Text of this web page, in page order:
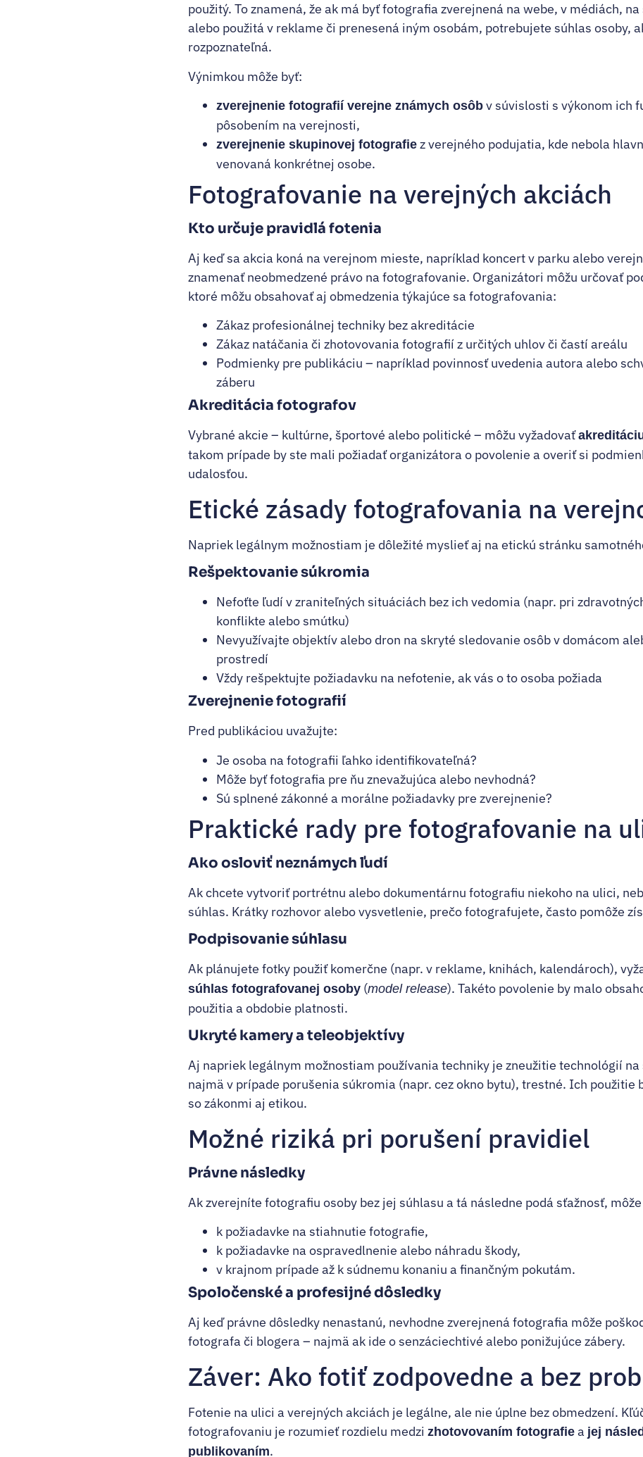
použitý. To znamená, že ak má byť fotografia zverejnená na webe, v médiách,
alebo použitá v reklame či prenesená iným osobám, potrebujete súhlas osoby,
rozpoznateľná.
Výnimkou môže byť:
zverejnenie fotografií verejne známych osôb v súvislosti s výkonom ich
pôsobením na verejnosti,
zverejnenie skupinovej fotografie z verejného podujatia, kde nebola
venovaná konkrétnej osobe.
Fotografovanie na verejných akciách
Kto určuje pravidlá fotenia
Aj keď sa akcia koná na verejnom mieste, napríklad koncert v parku alebo
znamenať neobmedzené právo na fotografovanie. Organizátori môžu určovať
ktoré môžu obsahovať aj obmedzenia týkajúce sa fotografovania:
Zákaz profesionálnej techniky bez akreditácie
Zákaz natáčania či zhotovovania fotografií z určitých uhlov či častí areálu
Podmienky pre publikáciu – napríklad povinnosť uvedenia autora alebo
záberu
Akreditácia fotografov
Vybrané akcie – kultúrne, športové alebo politické – môžu vyžadovať
takom prípade by ste mali požiadať organizátora o povolenie a overiť si
udalosťou.
Etické zásady fotografovania na
Napriek legálnym možnostiam je dôležité myslieť aj na etickú stránku
Rešpektovanie súkromia
Nefoťte ľudí v zraniteľných situáciách bez ich vedomia (napr. pri
konflikte alebo smútku)
Nevyužívajte objektív alebo dron na skryté sledovanie osôb v domácom
prostredí
Vždy rešpektujte požiadavku na nefotenie, ak vás o to osoba požiada
Zverejnenie fotografií
Pred publikáciou uvažujte:
Je osoba na fotografii ľahko identifikovateľná?
Môže byť fotografia pre ňu znevažujúca alebo nevhodná?
Sú splnené zákonné a morálne požiadavky pre zverejnenie?
Praktické rady pre fotografovanie na
Ako osloviť neznámych ľudí
Ak chcete vytvoriť portrétnu alebo dokumentárnu fotografiu niekoho na ulici,
súhlas. Krátky rozhovor alebo vysvetlenie, prečo fotografujete, často pomôže
Podpisovanie súhlasu
Ak plánujete fotky použiť komerčne (napr. v reklame, knihách, kalendároch),
súhlas fotografovanej osoby (model release). Takéto povolenie by malo
použitia a obdobie platnosti.
Ukryté kamery a teleobjektívy
Aj napriek legálnym možnostiam používania techniky je zneužitie technológií na
najmä v prípade porušenia súkromia (napr. cez okno bytu), trestné. Ich použitie
so zákonmi aj etikou.
Možné riziká pri porušení pravidiel
Právne následky
Ak zverejníte fotografiu osoby bez jej súhlasu a tá následne podá sťažnosť,
k požiadavke na stiahnutie fotografie,
k požiadavke na ospravedlnenie alebo náhradu škody,
v krajnom prípade až k súdnemu konaniu a finančným pokutám.
Spoločenské a profesijné dôsledky
Aj keď právne dôsledky nenastanú, nevhodne zverejnená fotografia môže
fotografa či blogera – najmä ak ide o senzáciechtivé alebo ponižujúce zábery.
Záver: Ako fotiť zodpovedne a bez
Fotenie na ulici a verejných akciách je legálne, ale nie úplne bez obmedzení.
fotografovaniu je rozumieť rozdielu medzi zhotovovaním fotografie a jej
publikovaním.